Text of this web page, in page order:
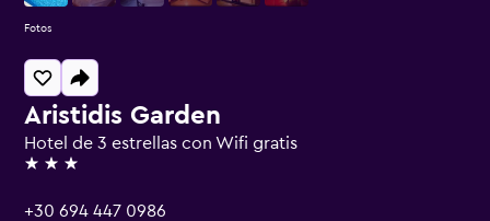
Aristidis Garden
Hotel de 3 estrellas con Wifi gratis
3 estrellas
+30 694 447 0986
Fotos